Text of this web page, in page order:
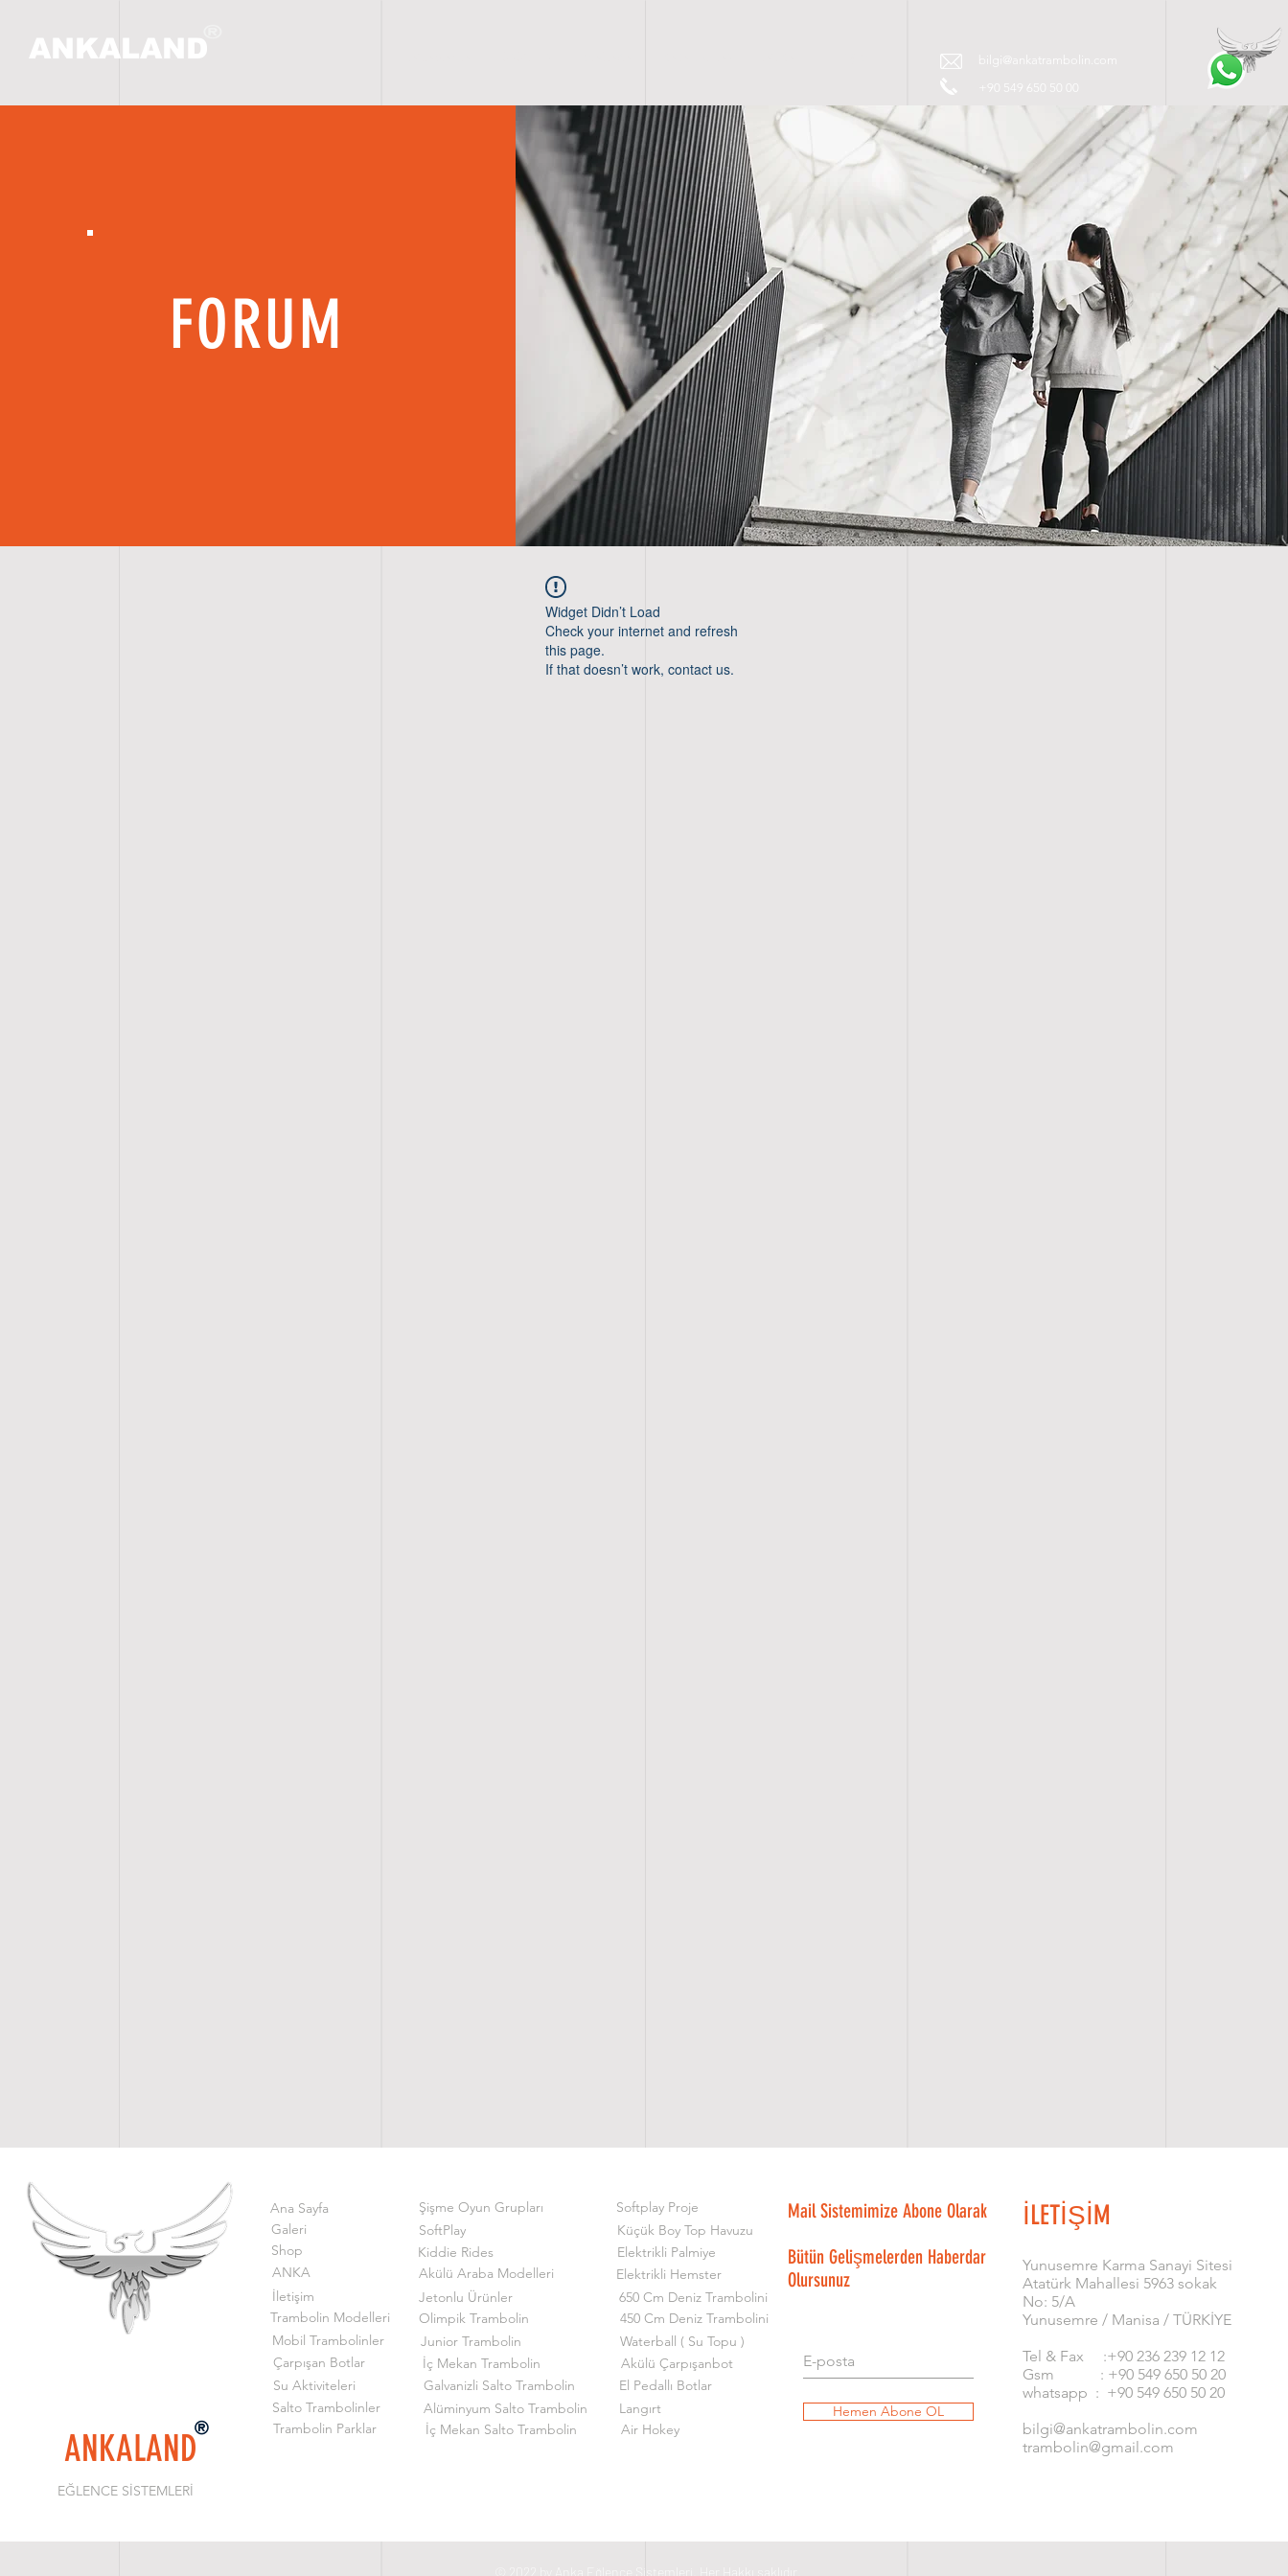
ANKALAND
bilgi@ankatrambolin.com
+90 549 650 50 00
FORUM
Widget Didn’t Load
Check your internet and refresh
this page.
If that doesn’t work, contact us.
ANKALAND
EĞLENCE SİSTEMLERİ
Ana Sayfa
Galeri
Shop
ANKA
İletişim
Trambolin Modelleri
Mobil Trambolinler
Çarpışan Botlar
Su Aktiviteleri
Salto Trambolinler
Trambolin Parklar
Şişme Oyun Grupları
SoftPlay
Kiddie Rides
Akülü Araba Modelleri
Jetonlu Ürünler
Olimpik Trambolin
Junior Trambolin
İç Mekan Trambolin
Galvanizli Salto Trambolin
Alüminyum Salto Trambolin
İç Mekan Salto Trambolin
Softplay Proje
Küçük Boy Top Havuzu
Elektrikli Palmiye
Elektrikli Hemster
650 Cm Deniz Trambolini
450 Cm Deniz Trambolini
Waterball ( Su Topu )
Akülü Çarpışanbot
El Pedallı Botlar
Langırt
Air Hokey
Mail Sistemimize Abone Olarak
Bütün Gelişmelerden Haberdar
Olursunuz
Hemen Abone OL
İLETİŞİM
​Yunusemre Karma Sanayi Sitesi
Atatürk Mahallesi 5963 sokak
No: 5/A
Yunusemre / Manisa / TÜRKİYE
Tel & Fax :+90 236 239 12 12
Gsm : +90 549 650 50 20
whatsapp : +90 549 650 50 20
bilgi@ankatrambolin.com
trambolin@gmail.com